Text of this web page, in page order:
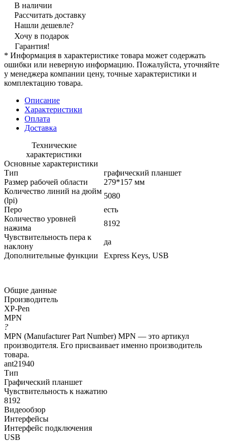
В наличии
Рассчитать доставку
Нашли дешевле?
Хочу в подарок
Гарантия!
* Информация в характеристике товара может содержать
ошибки или неверную информацию. Пожалуйста, уточняйте
у менеджера компании цену, точные характеристики и
комплектацию товара.
Описание
Характеристики
Оплата
Доставка
Технические
характеристики
Основные характеристики
Тип
графический планшет
Размер рабочей области
279*157 мм
Количество линий на дюйм
(lpi)
5080
Перо
есть
Количество уровней
нажима
8192
Чувствительность пера к
наклону
да
Дополнительные функции
Express Keys, USB
Общие данные
Производитель
XP-Pen
MPN
?
MPN (Manufacturer Part Number) MPN — это артикул
производителя. Его присваивает именно производитель
товара.
ant21940
Тип
Графический планшет
Чувствительность к нажатию
8192
Видеообзор
Интерфейсы
Интерфейс подключения
USB